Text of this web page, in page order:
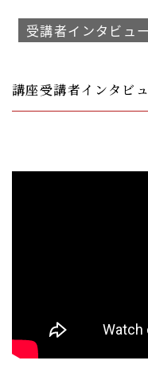
受講者インタビュー
講座受講者インタビ